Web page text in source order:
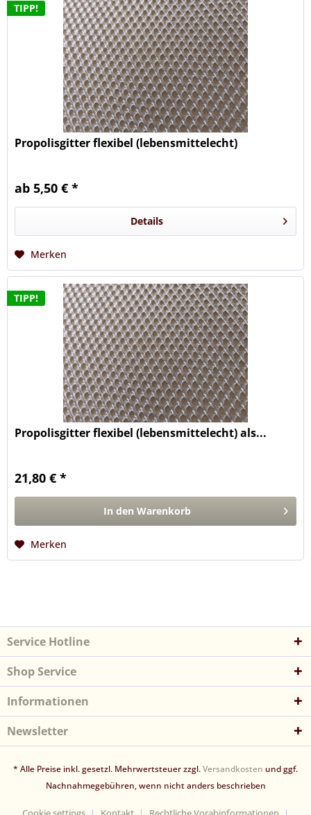
TIPP!
Propolisgitter flexibel (lebensmittelecht)
ab 5,50 € *
Details
Merken
TIPP!
Propolisgitter flexibel (lebensmittelecht) als...
21,80 € *
In den Warenkorb
Merken
Service Hotline
Shop Service
Informationen
Newsletter
* Alle Preise inkl. gesetzl. Mehrwertsteuer zzgl.Versandkosten und ggf.
Nachnahmegebühren, wenn nicht anders beschrieben